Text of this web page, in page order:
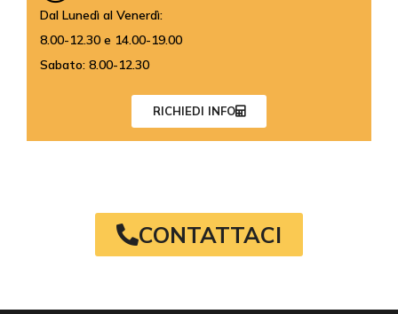
Dal Lunedì al Venerdì:
8.00-12.30 e 14.00-19.00
Sabato: 8.00-12.30
RICHIEDI INFO
CONTATTACI